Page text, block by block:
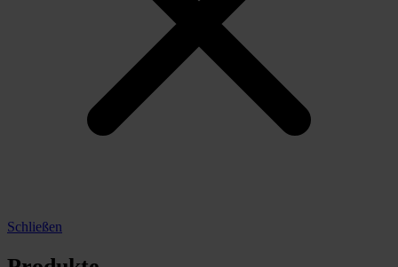
Schließen